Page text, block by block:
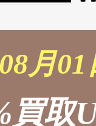
月
買取